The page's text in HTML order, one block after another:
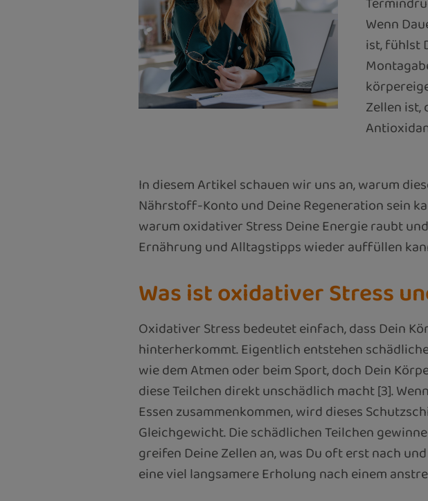
Wenn
ist, fühlst
Zellen ist,
In diesem Artikel schauen wir uns an, warum
Nährstoff-Konto und Deine Regeneration sein
warum oxidativer Stress Deine Energie raubt
Ernährung und Alltagstipps wieder auffüllen
Was ist oxidativer Stress
Oxidativer Stress bedeutet einfach, dass Dein
hinterherkommt. Eigentlich entstehen
wie dem Atmen oder beim Sport, doch Dein
diese Teilchen direkt unschädlich macht [3].
Essen zusammenkommen, wird dieses
Gleichgewicht. Die schädlichen Teilchen
greifen Deine Zellen an, was Du oft erst nach
eine viel langsamere Erholung nach einem